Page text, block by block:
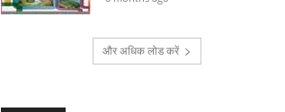
और अधिक लोड करें